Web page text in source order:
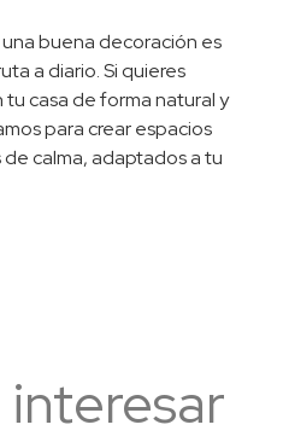
buena decoración es
a diario. Si quieres
casa de forma natural y
para crear espacios
calma, adaptados a tu